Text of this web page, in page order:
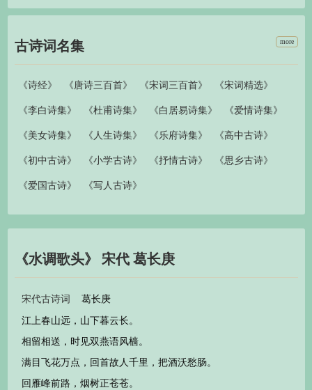
古诗词名集 more
《诗经》 《唐诗三百首》 《宋词三百首》 《宋词精选》
《李白诗集》 《杜甫诗集》 《白居易诗集》 《爱情诗集》
《美女诗集》 《人生诗集》 《乐府诗集》 《高中古诗》
《初中古诗》 《小学古诗》 《抒情古诗》 《思乡古诗》
《爱国古诗》 《写人古诗》
《水调歌头》 宋代 葛长庚
宋代古诗词
葛长庚
江上春山远，山下暮云长。
相留相送，时见双燕语风樯。
满目飞花万点，回首故人千里，把酒沃愁肠。
回雁峰前路，烟树正苍苍。